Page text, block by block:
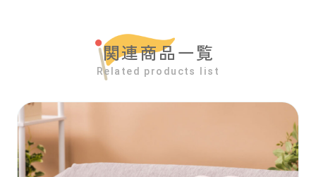
関連商品一覧
Related products list